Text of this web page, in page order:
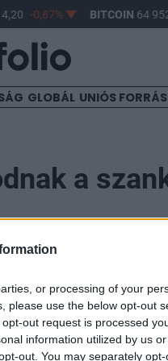
or processing of your
please use the below opt-out
out request is processed
information utilized by us
out. You may separately
-0,87% BITCOIN64
GLOBÁL UNIÓS
a
31-ig
korlátozó